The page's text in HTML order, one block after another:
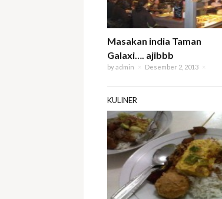
Masakan india Taman
Galaxi…. ajibbb
byadmin Desember 2, 2013
KULINER